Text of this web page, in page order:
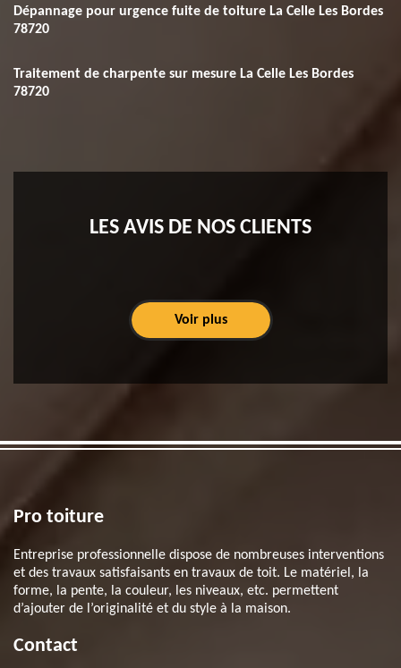
Dépannage pour urgence fuite de toiture La Celle Les Bordes
78720
Traitement de charpente sur mesure La Celle Les Bordes
78720
LES AVIS DE NOS CLIENTS
Voir plus
Pro toiture
Entreprise professionnelle dispose de nombreuses interventions
et des travaux satisfaisants en travaux de toit. Le matériel, la
forme, la pente, la couleur, les niveaux, etc. permettent
d’ajouter de l’originalité et du style à la maison.
Contact